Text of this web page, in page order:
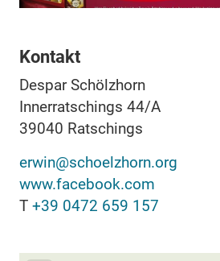
Kontakt
Despar Schölzhorn
Innerratschings 44/A
39040 Ratschings
erwin@schoelzhorn.org
www.facebook.com
T +39 0472 659 157